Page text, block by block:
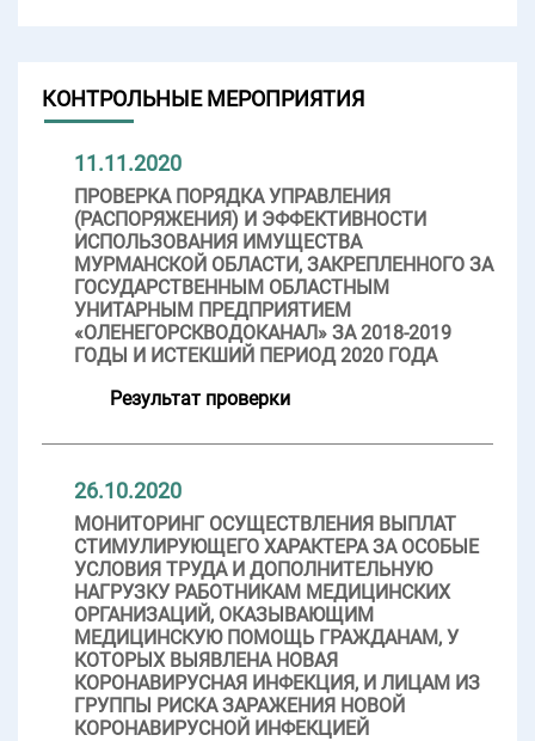
КОНТРОЛЬНЫЕ МЕРОПРИЯТИЯ
11.11.2020
ПРОВЕРКА ПОРЯДКА УПРАВЛЕНИЯ
(РАСПОРЯЖЕНИЯ) И ЭФФЕКТИВНОСТИ
ИСПОЛЬЗОВАНИЯ ИМУЩЕСТВА
МУРМАНСКОЙ ОБЛАСТИ, ЗАКРЕПЛЕННОГО ЗА
ГОСУДАРСТВЕННЫМ ОБЛАСТНЫМ
УНИТАРНЫМ ПРЕДПРИЯТИЕМ
«ОЛЕНЕГОРСКВОДОКАНАЛ» ЗА 2018-2019
ГОДЫ И ИСТЕКШИЙ ПЕРИОД 2020 ГОДА
Результат проверки
26.10.2020
МОНИТОРИНГ ОСУЩЕСТВЛЕНИЯ ВЫПЛАТ
СТИМУЛИРУЮЩЕГО ХАРАКТЕРА ЗА ОСОБЫЕ
УСЛОВИЯ ТРУДА И ДОПОЛНИТЕЛЬНУЮ
НАГРУЗКУ РАБОТНИКАМ МЕДИЦИНСКИХ
ОРГАНИЗАЦИЙ, ОКАЗЫВАЮЩИМ
МЕДИЦИНСКУЮ ПОМОЩЬ ГРАЖДАНАМ, У
КОТОРЫХ ВЫЯВЛЕНА НОВАЯ
КОРОНАВИРУСНАЯ ИНФЕКЦИЯ, И ЛИЦАМ ИЗ
ГРУППЫ РИСКА ЗАРАЖЕНИЯ НОВОЙ
КОРОНАВИРУСНОЙ ИНФЕКЦИЕЙ